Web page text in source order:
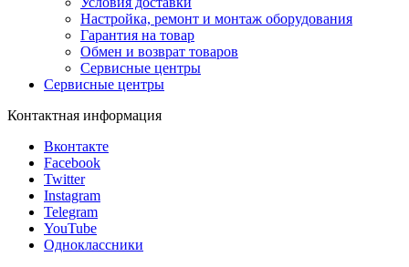
Настройка, ремонт и монтаж оборудования
Гарантия на товар
Обмен и возврат товаров
Сервисные центры
Сервисные центры
Контактная информация
Вконтакте
Facebook
Twitter
Instagram
Telegram
YouTube
Одноклассники